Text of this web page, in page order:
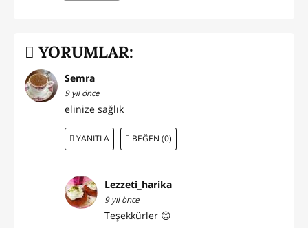
YORUMLAR:
Semra
9 yıl önce
elinize sağlık
YANITLA BEĞEN (0)
Lezzeti_harika
9 yıl önce
Teşekkürler 😊